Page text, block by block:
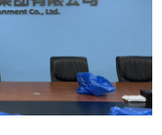
司进行了空气治
成。中核...